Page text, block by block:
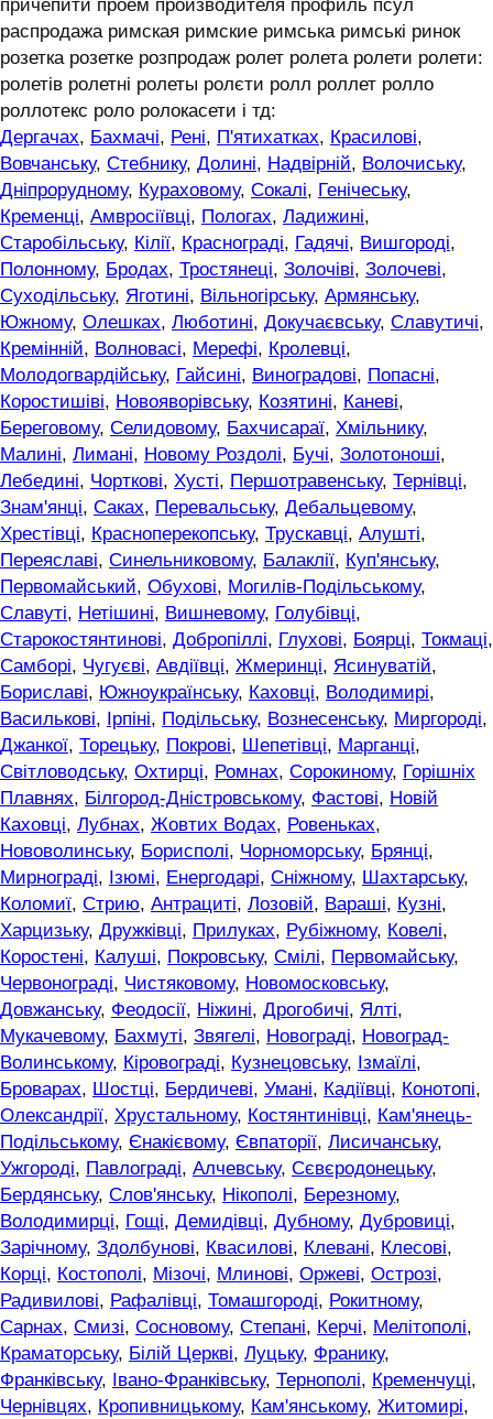
причепити проем производителя профиль псул
распродажа римская римские римська римські ринок
розетка розетке розпродаж ролет ролета ролети ролети:
ролетів ролетні ролеты ролєти ролл роллет ролло
роллотекс роло ролокасети і тд:
Дергачах, Бахмачі, Рені, П'ятихатках, Красилові,
Вовчанську, Стебнику, Долині, Надвірній, Волочиську,
Дніпрорудному, Кураховому, Сокалі, Генічеську,
Кременці, Амвросіївці, Пологах, Ладижині,
Старобільську, Кілії, Краснограді, Гадячі, Вишгороді,
Полонному, Бродах, Тростянеці, Золочіві, Золочеві,
Суходільську, Яготині, Вільногірську, Армянську,
Южному, Олешках, Люботині, Докучаєвську, Славутичі,
Кремінній, Волновасі, Мерефі, Кролевці,
Молодогвардійську, Гайсині, Виноградові, Попасні,
Коростишіві, Новояворівську, Козятині, Каневі,
Береговому, Селидовому, Бахчисараї, Хмільнику,
Малині, Лимані, Новому Роздолі, Бучі, Золотоноші,
Лебедині, Чорткові, Хусті, Першотравенську, Тернівці,
Знам'янці, Саках, Перевальську, Дебальцевому,
Хрестівці, Красноперекопську, Трускавці, Алушті,
Переяславі, Синельниковому, Балаклії, Куп'янську,
Первомайський, Обухові, Могилів-Подільському,
Славуті, Нетішині, Вишневому, Голубівці,
Старокостянтинові, Добропіллі, Глухові, Боярці, Токмаці,
Самборі, Чугуєві, Авдіївці, Жмеринці, Ясинуватій,
Бориславі, Южноукраїнську, Каховці, Володимирі,
Василькові, Ірпіні, Подільську, Вознесенську, Миргороді,
Джанкої, Торецьку, Покрові, Шепетівці, Марганці,
Світловодську, Охтирці, Ромнах, Сорокиному, Горішніх
Плавнях, Білгород-Дністровському, Фастові, Новій
Каховці, Лубнах, Жовтих Водах, Ровеньках,
Нововолинську, Борисполі, Чорноморську, Брянці,
Мирнограді, Ізюмі, Енергодарі, Сніжному, Шахтарську,
Коломиї, Стрию, Антрациті, Лозовій, Вараші, Кузні,
Харцизьку, Дружківці, Прилуках, Рубіжному, Ковелі,
Коростені, Калуші, Покровську, Смілі, Первомайську,
Червонограді, Чистяковому, Новомосковську,
Довжанську, Феодосії, Ніжині, Дрогобичі, Ялті,
Мукачевому, Бахмуті, Звягелі, Новограді, Новоград-
Волинському, Кіровограді, Кузнецовську, Ізмаїлі,
Броварах, Шостці, Бердичеві, Умані, Кадіївці, Конотопі,
Олександрії, Хрустальному, Костянтинівці, Кам'янець-
Подільському, Єнакієвому, Євпаторії, Лисичанську,
Ужгороді, Павлограді, Алчевську, Сєвєродонецьку,
Бердянську, Слов'янську, Нікополі, Березному,
Володимирці, Гощі, Демидівці, Дубному, Дубровиці,
Зарічному, Здолбунові, Квасилові, Клевані, Клесові,
Корці, Костополі, Мізочі, Млинові, Оржеві, Острозі,
Радивилові, Рафалівці, Томашгороді, Рокитному,
Сарнах, Смизі, Сосновому, Степані, Керчі, Мелітополі,
Краматорську, Білій Церкві, Луцьку, Франику,
Франківську, Івано-Франківську, Тернополі, Кременчуці,
Чернівцях, Кропивницькому, Кам'янському, Житомирі,